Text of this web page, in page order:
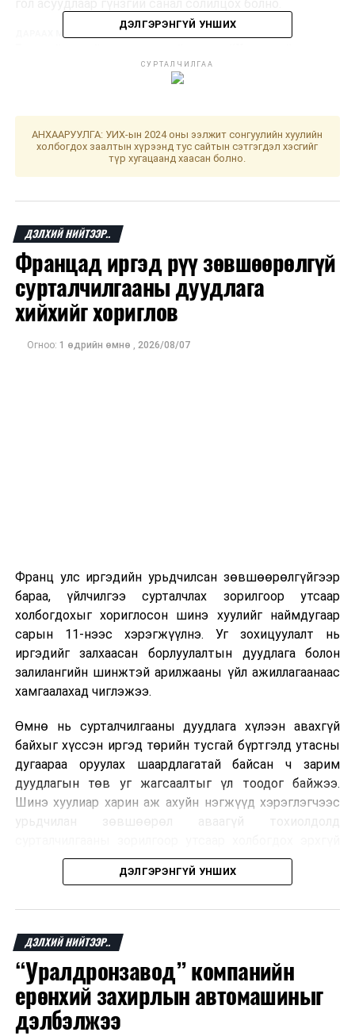
ДАРААХ МЭДЭЭ
тэсвэрлэх стратеги”-ийг боловсруулж, батлуулах гэж
зарлалаа
ДЭЛГЭРЭНГҮЙ УНШИХ
СУРТАЛЧИЛГАА
АНХААРУУЛГА: УИХ-ын 2024 оны ээлжит сонгуулийн хуулийн
холбогдох заалтын хүрээнд тус сайтын сэтгэгдэл хэсгийг
түр хугацаанд хаасан болно.
ДЭЛХИЙ НИЙТЭЭР..
Францад иргэд рүү зөвшөөрөлгүй
сурталчилгааны дуудлага
хийхийг хориглов
Огноо: 1 өдрийн өмнө , 2026/08/07
Франц улс иргэдийн урьдчилсан зөвшөөрөлгүйгээр
бараа, үйлчилгээ сурталчлах зорилгоор утсаар
холбогдохыг хориглосон шинэ хуулийг наймдугаар
сарын 11-нээс хэрэгжүүлнэ. Уг зохицуулалт нь
иргэдийг залхаасан борлуулалтын дуудлага болон
залилангийн шинжтэй арилжааны үйл ажиллагаанаас
хамгаалахад чиглэжээ.
Өмнө нь сурталчилгааны дуудлага хүлээн авахгүй
байхыг хүссэн иргэд төрийн тусгай бүртгэлд утасны
дугаараа оруулах шаардлагатай байсан ч зарим
дуудлагын төв уг жагсаалтыг үл тоодог байжээ.
Шинэ хуулиар харин аж ахуйн нэгжүүд хэрэглэгчээс
урьдчилан зөвшөөрөл аваагүй тохиолдолд
болно. Иргэн өгсөн зөвшөөрлөө хүссэн үедээ цуцлах
Францын эрх баригчдын тооцоолсноор тус улсын
иргэдийн дөрөвний гурав орчим нь долоо хоног бүр
дор хаяж нэг удаа хүсээгүй сурталчилгааны дуудлага
хүлээн авдаг бөгөөд олон хүн үүнээс ч олон
дуудлагад өртдөг байна. Хэрэглэгчийн эрхийг
хамгаалах 11 байгууллага 2024 онд хамтран
шаардлага гаргаж, суурин болон гар утас руу ирдэг
ДЭЛГЭРЭНГҮЙ УНШИХ
ДЭЛХИЙ НИЙТЭЭР..
“Уралдронзавод” компанийн
ерөнхий захирлын автомашиныг
дэлбэлжээ